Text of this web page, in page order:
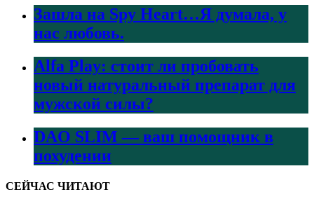
Зашла на Spy Heart…Я думала, у
нас любовь.
Alfa Play: стоит ли пробовать
новый натуральный препарат для
мужской силы?
DAO SLIM — ваш помощник в
похудении
СЕЙЧАС ЧИТАЮТ